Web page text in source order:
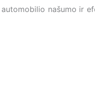
automobilio našumo ir